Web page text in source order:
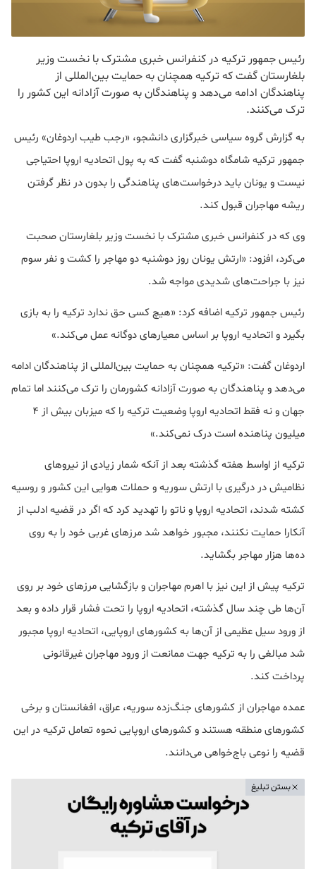
رئیس جمهور ترکیه در کنفرانس خبری مشترک با نخست وزیر
بلغارستان گفت که ترکیه همچنان به حمایت بین‌المللی از
پناهندگان ادامه می‌دهد و پناهندگان به صورت آزادانه این کشور را
ترک می‌کنند.
به گزارش گروه سیاسی خبرگزاری دانشجو، «رجب طیب اردوغان» رئیس
جمهور ترکیه شامگاه دوشنبه گفت که به پول اتحادیه اروپا احتیاجی
نیست و یونان باید درخواست‌های پناهندگی را بدون در نظر گرفتن
ریشه مهاجران قبول کند.
وی که در کنفرانس خبری مشترک با نخست وزیر بلغارستان صحبت
می‌کرد، افزود: «ارتش یونان روز دوشنبه دو مهاجر را کشت و نفر سوم
نیز با جراحت‌های شدیدی مواجه شد.
رئیس جمهور ترکیه اضافه کرد: «هیچ کسی حق ندارد ترکیه را به بازی
بگیرد و اتحادیه اروپا بر اساس معیارهای دوگانه عمل می‌کند.»
اردوغان گفت: «ترکیه همچنان به حمایت بین‌المللی از پناهندگان ادامه
می‌دهد و پناهندگان به صورت آزادانه کشورمان را ترک می‌کنند اما تمام
جهان و نه فقط اتحادیه اروپا وضعیت ترکیه را که میزبان بیش از ۴
میلیون پناهنده است درک نمی‌کند.»
ترکیه از اواسط هفته گذشته بعد از آنکه شمار زیادی از نیروهای
نظامیش در درگیری با ارتش سوریه و حملات هوایی این کشور و روسیه
کشته شدند، اتحادیه اروپا و ناتو را تهدید کرد که اگر در قضیه ادلب از
آنکارا حمایت نکنند، مجبور خواهد شد مرزهای غربی خود را به روی
ده‌ها هزار مهاجر بگشاید.
ترکیه پیش از این نیز با اهرم مهاجران و بازگشایی مرزهای خود بر روی
آن‌ها طی چند سال گذشته، اتحادیه اروپا را تحت فشار قرار داده و بعد
از ورود سیل عظیمی از آن‌ها به کشورهای اروپایی، اتحادیه اروپا مجبور
شد مبالغی را به ترکیه جهت ممانعت از ورود مهاجران غیرقانونی
پرداخت کند.
عمده مهاجران از کشورهای جنگ‌زده سوریه، عراق، افغانستان و برخی
کشورهای منطقه هستند و کشورهای اروپایی نحوه تعامل ترکیه در این
قضیه را نوعی باج‌خواهی می‌دانند.
بستن تبلیغ